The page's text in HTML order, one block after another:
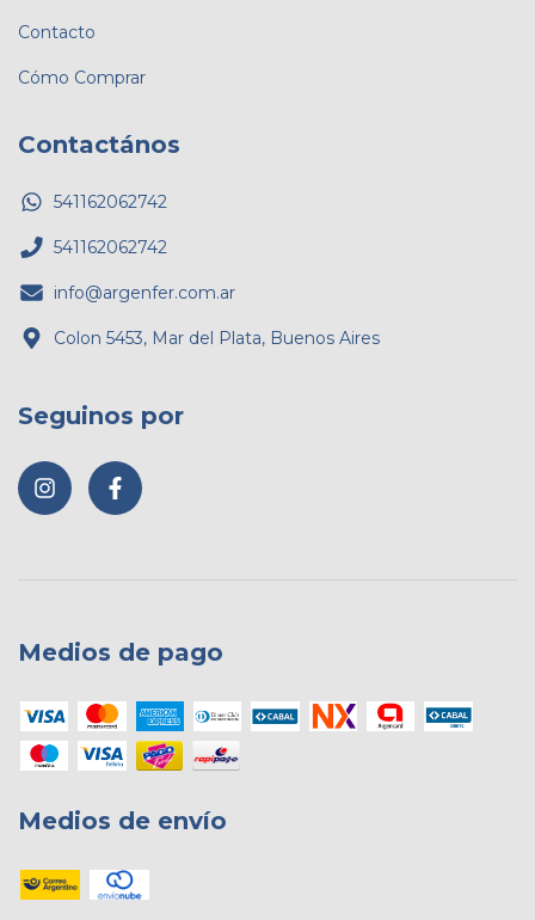
Contacto
Cómo Comprar
Contactános
541162062742
541162062742
info@argenfer.com.ar
Colon 5453, Mar del Plata, Buenos Aires
Seguinos por
Medios de pago
Medios de envío